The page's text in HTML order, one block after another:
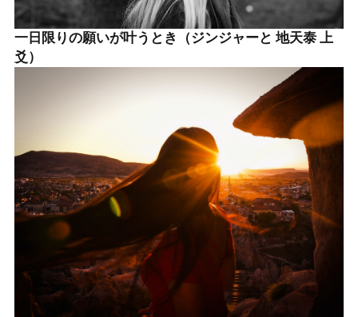
一日限りの願いが叶うとき（ジンジャーと 地天泰 上
爻）